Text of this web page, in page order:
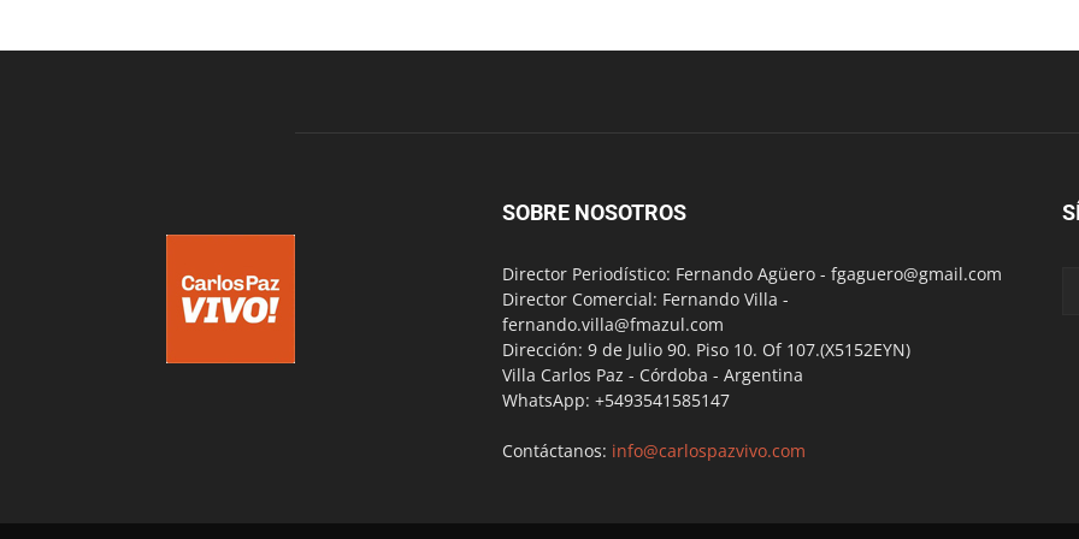
SOBRE NOSOTROS
Director Periodístico: Fernando Agüero - fgaguero@gmail.com
Director Comercial: Fernando Villa -
fernando.villa@fmazul.com
Dirección: 9 de Julio 90. Piso 10. Of 107.(X5152EYN)
Villa Carlos Paz - Córdoba - Argentina
WhatsApp: +5493541585147
Contáctanos: info@carlospazvivo.com